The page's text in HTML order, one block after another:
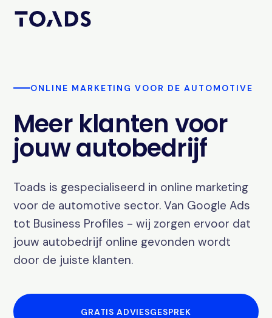
ONLINE MARKETING VOOR DE AUTOMOTIVE
Meer klanten voor
jouw autobedrijf
Toads is gespecialiseerd in online marketing
voor de automotive sector. Van Google Ads
tot Business Profiles - wij zorgen ervoor dat
jouw autobedrijf online gevonden wordt
door de juiste klanten.
GRATIS ADVIESGESPREK